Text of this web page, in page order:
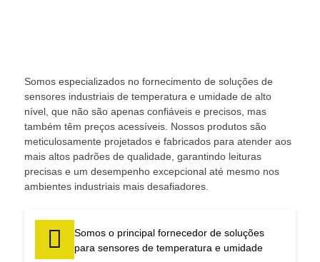
Somos especializados no fornecimento de soluções de
sensores industriais de temperatura e umidade de alto
nível, que não são apenas confiáveis e precisos, mas
também têm preços acessíveis. Nossos produtos são
meticulosamente projetados e fabricados para atender aos
mais altos padrões de qualidade, garantindo leituras
precisas e um desempenho excepcional até mesmo nos
ambientes industriais mais desafiadores.
Somos o principal fornecedor de soluções
para sensores de temperatura e umidade